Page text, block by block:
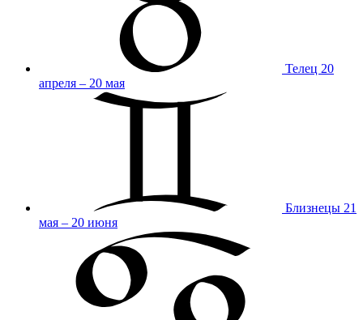
Телец 20
апреля – 20 мая
Близнецы 21
мая – 20 июня